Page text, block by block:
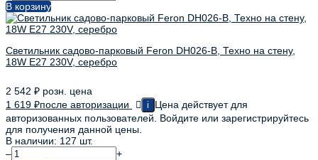
В корзину
Светильник садово-парковый Feron DH026-В, Техно на стену,
18W E27 230V, серебро
2 542 ₽ розн. цена
1 619 ₽после авторизации i
Цена действует для
авторизованных пользователей. Войдите или зарегистрируйтесь
для получения данной цены.
В наличии: 127 шт.
–
+